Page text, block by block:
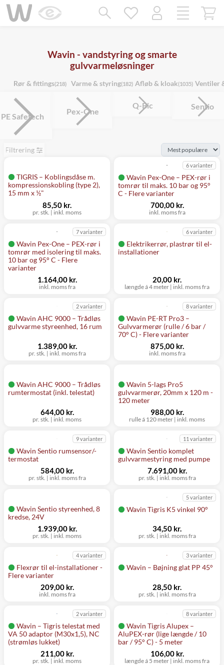
Wavin - vandstyring og smarte
gulvvarmeløsninger
Rør & fittings(218) Varme & styring(182) Afløb & kloak(1035) Ventiler
PE Safetech
Pex-One
Q-Bic Sentio
Filtrering
TIGRIS – Koblingsdåse m.
kompressionskobling (type 2),
15 mm x ½"
pr. stk. | inkl. moms
85,50 kr.
Wavin Pex-One – PEX-rør i
tomrør til maks. 10 bar og 95°
C - Flere varianter
6 varianter
inkl. moms fra
700,00 kr.
Wavin Pex-One – PEX-rør i
tomrør med isolering til maks.
10 bar og 95° C - Flere
varianter
7 varianter
inkl. moms fra
1.164,00 kr.
Elektrikerrør, plastrør til el-
installationer
6 varianter
længde á 4 meter | inkl. moms fra
20,00 kr.
Wavin AHC 9000 – Trådløs
gulvvarme styreenhed, 16 rum
2 varianter
pr. stk. | inkl. moms fra
1.389,00 kr.
Wavin PE-RT Pro3 –
Gulvvarmerør (rulle / 6 bar /
70° C) - Flere varianter
8 varianter
inkl. moms fra
875,00 kr.
Wavin AHC 9000 – Trådløs
rumtermostat (inkl. telestat)
pr. stk. | inkl. moms
644,00 kr.
Wavin 5-lags Pro5
gulvvarmerør, 20mm x 120 m -
120 meter
rulle á 120 meter | inkl. moms
988,00 kr.
Wavin Sentio rumsensor/-
termostat
9 varianter
pr. stk. | inkl. moms fra
584,00 kr.
Wavin Sentio komplet
gulvvarmestyring med pumpe
11 varianter
pr. stk. | inkl. moms fra
7.691,00 kr.
Wavin Sentio styreenhed, 8
kredse, 24V
pr. stk. | inkl. moms
1.939,00 kr.
Wavin Tigris K5 vinkel 90°
5 varianter
pr. stk. | inkl. moms fra
34,50 kr.
Flexrør til el-installationer -
Flere varianter
4 varianter
inkl. moms fra
209,00 kr.
Wavin – Bøjning glat PP 45°
3 varianter
pr. stk. | inkl. moms fra
28,50 kr.
Wavin – Tigris telestat med
VA 50 adaptor (M30x1,5), NC
(strømløs lukket)
2 varianter
pr. stk. | inkl. moms
211,00 kr.
Wavin Tigris Alupex –
AluPEX-rør (lige længde / 10
bar / 95° C) - 5 meter
8 varianter
længde á 5 meter | inkl. moms fra
106,00 kr.
Mangler chatten?
Ret samtykke!